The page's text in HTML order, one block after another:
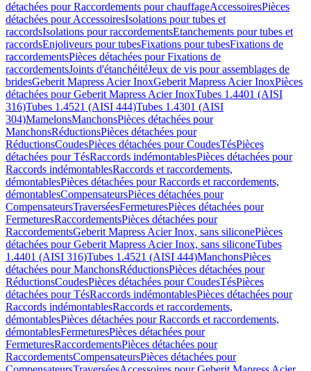
détachées pour Raccordements pour chauffageAccessoiresPièces
détachées pour AccessoiresIsolations pour tubes et
raccordsIsolations pour raccordementsEtanchements pour tubes et
raccordsEnjoliveurs pour tubesFixations pour tubesFixations de
raccordementsPièces détachées pour Fixations de
raccordementsJoints d'étanchéitéJeux de vis pour assemblages de
bridesGeberit Mapress Acier InoxGeberit Mapress Acier InoxPièces
détachées pour Geberit Mapress Acier InoxTubes 1.4401 (AISI
316)Tubes 1.4521 (AISI 444)Tubes 1.4301 (AISI
304)MamelonsManchonsPièces détachées pour
ManchonsRéductionsPièces détachées pour
RéductionsCoudesPièces détachées pour CoudesTésPièces
détachées pour TésRaccords indémontablesPièces détachées pour
Raccords indémontablesRaccords et raccordements,
démontablesPièces détachées pour Raccords et raccordements,
démontablesCompensateursPièces détachées pour
CompensateursTraverséesFermeturesPièces détachées pour
FermeturesRaccordementsPièces détachées pour
RaccordementsGeberit Mapress Acier Inox, sans siliconePièces
détachées pour Geberit Mapress Acier Inox, sans siliconeTubes
1.4401 (AISI 316)Tubes 1.4521 (AISI 444)ManchonsPièces
détachées pour ManchonsRéductionsPièces détachées pour
RéductionsCoudesPièces détachées pour CoudesTésPièces
détachées pour TésRaccords indémontablesPièces détachées pour
Raccords indémontablesRaccords et raccordements,
démontablesPièces détachées pour Raccords et raccordements,
démontablesFermeturesPièces détachées pour
FermeturesRaccordementsPièces détachées pour
RaccordementsCompensateursPièces détachées pour